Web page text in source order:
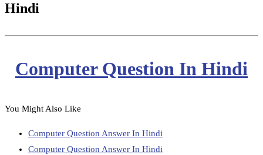
Hindi
Computer Question In Hindi
You Might Also Like
Computer Question Answer In Hindi
Computer Question Answer In Hindi